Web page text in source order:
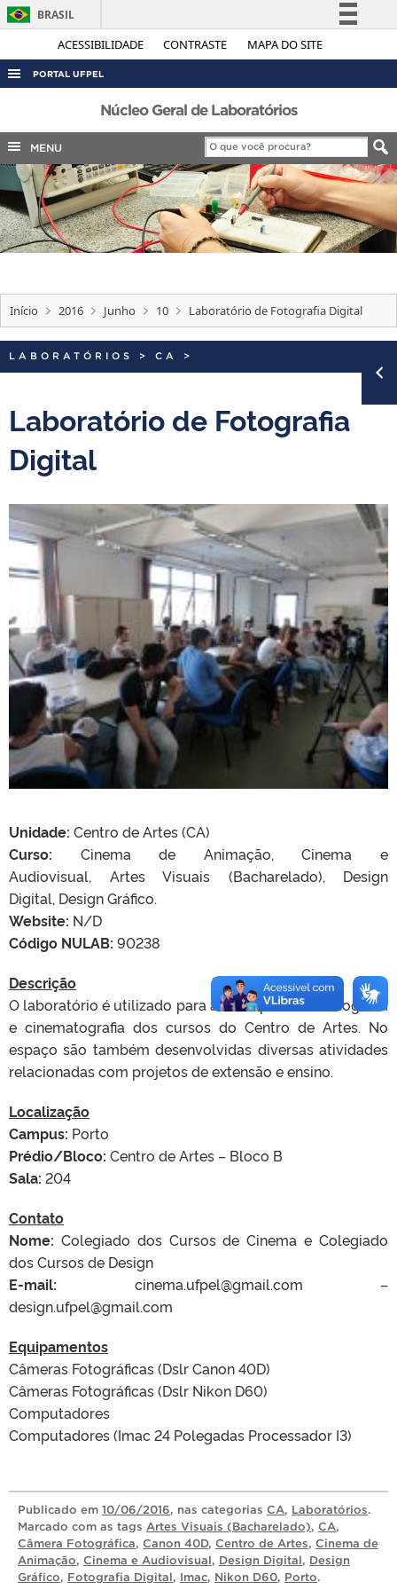
ACESSIBILIDADE CONTRASTE MAPA DO SITE
BRASIL
Simplifique!
Legislação
Canais
PORTAL UFPEL
ACESSO À INFORMAÇÃO
AUDITORIA
COBALTO
CONCURSOS
EDITAIS
INTERNACIONAL
PORTARIAS
Núcleo Geral de Laboratórios
MENU
Início 2016 Junho 10 Laboratório de Fotografia Digital
LABORATÓRIOS > CA >
Laboratório de Fotografia
Digital
Unidade: Centro de Artes (CA)
Curso: Cinema de Animação, Cinema e
Audiovisual, Artes Visuais (Bacharelado), Design
Digital, Design Gráfico.
Website: N/D
Código NULAB: 90238
Descrição
O laboratório é utilizado para as disciplinas de fotografia
e cinematografia dos cursos do Centro de Artes. No
espaço são também desenvolvidas diversas atividades
relacionadas com projetos de extensão e ensino.
Localização
Campus: Porto
Prédio/Bloco: Centro de Artes – Bloco B
Sala: 204
Contato
Nome: Colegiado dos Cursos de Cinema e Colegiado
dos Cursos de Design
E-mail: cinema.ufpel@gmail.com –
design.ufpel@gmail.com
Equipamentos
Câmeras Fotográficas (Dslr Canon 40D)
Câmeras Fotográficas (Dslr Nikon D60)
Computadores
Computadores (Imac 24 Polegadas Processador I3)
Publicado em 10/06/2016, nas categorias CA, Laboratórios.
Marcado com as tags Artes Visuais (Bacharelado), CA,
Câmera Fotográfica, Canon 40D, Centro de Artes, Cinema de
Animação, Cinema e Audiovisual, Design Digital, Design
Gráfico, Fotografia Digital, Imac, Nikon D60, Porto.